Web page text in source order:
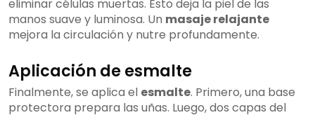
eliminar células muertas. Esto deja la piel de las
manos suave y luminosa. Un masaje relajante
mejora la circulación y nutre profundamente.
Aplicación de esmalte
Finalmente, se aplica el esmalte. Primero, una base
protectora prepara las uñas. Luego, dos capas del